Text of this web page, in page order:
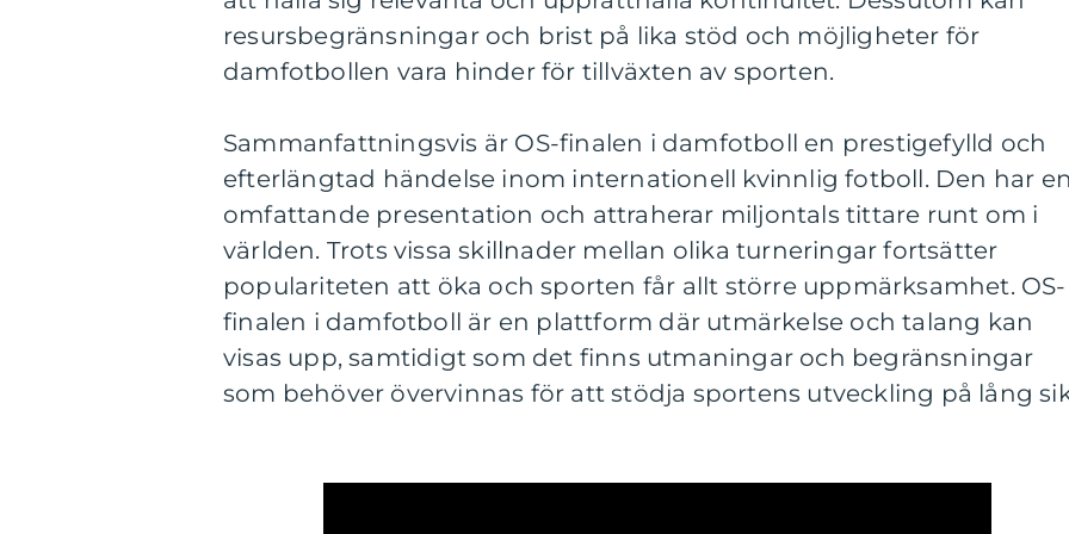
resursbegränsningar och brist på lika stöd och möjligheter för
damfotbollen vara hinder för tillväxten av sporten.
Sammanfattningsvis är OS-finalen i damfotboll en prestigefylld och
efterlängtad händelse inom internationell kvinnlig fotboll. Den har
omfattande presentation och attraherar miljontals tittare runt om i
världen. Trots vissa skillnader mellan olika turneringar fortsätter
populariteten att öka och sporten får allt större uppmärksamhet. OS-
finalen i damfotboll är en plattform där utmärkelse och talang kan
visas upp, samtidigt som det finns utmaningar och begränsningar
som behöver övervinnas för att stödja sportens utveckling på lång